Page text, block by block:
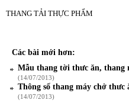
THANG TẢI THỰC PHẨM
Các bài mới hơn:
Mẫu thang tời thưc ăn, thang
(14/07/2013)
Thông số thang máy chở thưc
(14/07/2013)